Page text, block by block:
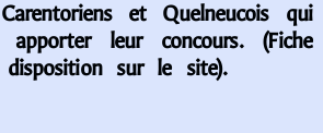
et Quelneucois qui
apporter leur concours. (Fiche
sur le site).